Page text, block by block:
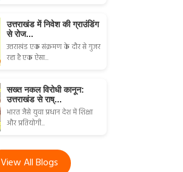
उत्तराखंड में निवेश की ग्राउंडिंग
से रोज...
उत्तराखंड एक संक्रमण के दौर से गुजर
रहा है एक ऐसा...
सख्त नकल विरोधी कानून:
उत्तराखंड से राष्...
भारत जैसे युवा प्रधान देश में शिक्षा
और प्रतियोगी...
View All Blogs